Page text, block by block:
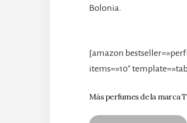
Bolonia.
[amazon
items=»10″
Más perfumes de la marca